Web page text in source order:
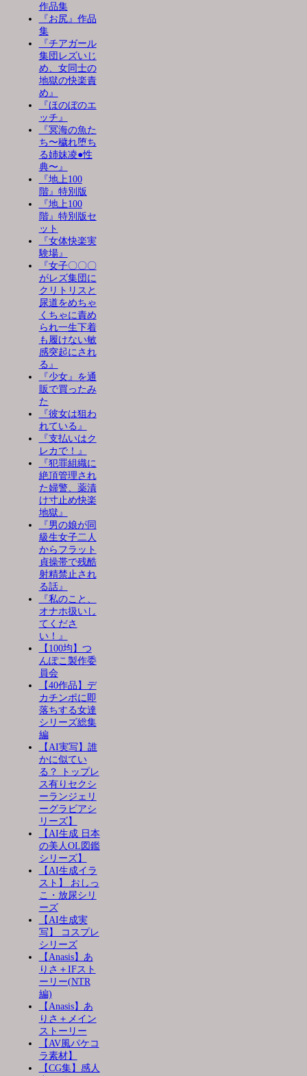
作品集
『お尻』作品
集
『チアガール
集団レズいじ
め、女同士の
地獄の快楽責
め』
『ほのぼのエ
ッチ』
『冥海の魚た
ち〜穢れ堕ち
る姉妹凌●性
典〜』
『地上100
階』特別版
『地上100
階』特別版セ
ット
『女体快楽実
験場』
『女子〇〇〇
がレズ集団に
クリトリスと
尿道をめちゃ
くちゃに責め
られ一生下着
も履けない敏
感突起にされ
る』
『少女』を通
販で買ったみ
た
『彼女は狙わ
れている』
『支払いはク
レカで！』
『犯罪組織に
絶頂管理され
た婦警、薬漬
け寸止め快楽
地獄』
『男の娘が同
級生女子二人
からフラット
貞操帯で残酷
射精禁止され
る話』
『私のこと、
オナホ扱いし
てくださ
い！』
【100均】つ
んぽこ製作委
員会
【40作品】デ
カチンポに即
落ちする女達
シリーズ総集
編
【AI実写】誰
かに似てい
る？ トップレ
ス有りセクシ
ーランジェリ
ーグラビアシ
リーズ】
【AI生成 日本
の美人OL図鑑
シリーズ】
【AI生成イラ
スト】 おしっ
こ・放尿シリ
ーズ
【AI生成実
写】 コスプレ
シリーズ
【Anasis】あ
りさ＋IFスト
ーリー(NTR
編)
【Anasis】あ
りさ＋メイン
ストーリー
【AV風パケコ
ラ素材】
【CG集】感人